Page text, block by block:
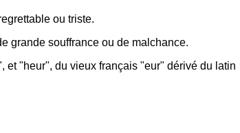
ou triste.
grande souffrance ou de malchance.
et "heur", du vieux français "eur" dérivé du latin